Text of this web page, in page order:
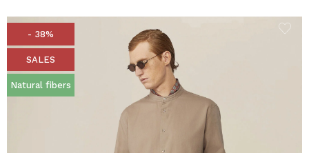
- 38%
SALES
Natural fibers